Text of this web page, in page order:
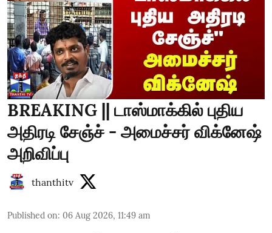
BREAKING || டாஸ்மாக்கில் புதிய
அதிரடி சேஞ்ச் - அமைச்சர் விக்னேஷ்
அறிவிப்பு
thanthitv
Published on: 06 Aug 2026, 11:49 am